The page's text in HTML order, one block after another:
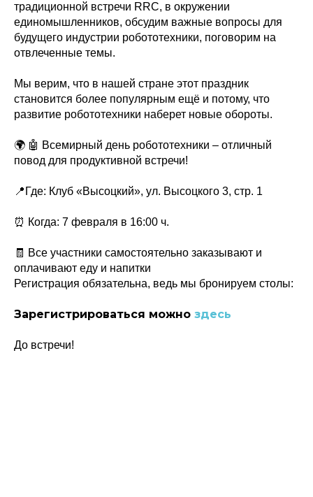
традиционной встречи RRC, в окружении
единомышленников, обсудим важные вопросы для
будущего индустрии робототехники, поговорим на
отвлеченные темы.
Мы верим, что в нашей стране этот праздник
становится более популярным ещё и потому, что
развитие робототехники наберет новые обороты.
🌍 🤖 Всемирный день робототехники – отличный
повод для продуктивной встречи!
📍Где: Клуб «Высоцкий», ул. Высоцкого 3, стр. 1
⏰ Когда: 7 февраля в 16:00 ч.
🧾 Все участники самостоятельно заказывают и
оплачивают еду и напитки
Регистрация обязательна, ведь мы бронируем столы:
Зарегистрироваться можно здесь
До встречи!
При использовании материалов ссылка на ROBOTUNION.RU — обязательна